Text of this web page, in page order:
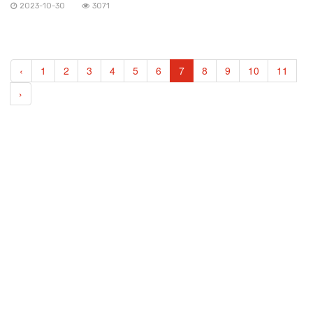
2023-10-30 3071
‹ 1 2 3 4 5 6 7 8 9 10
11
›